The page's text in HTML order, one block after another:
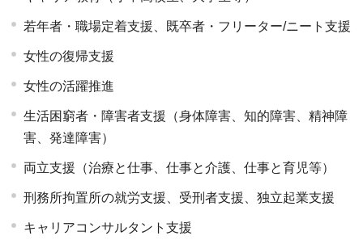
若年者・職場定着支援、既卒者・フリーター/ニート支援
女性の復帰支援
女性の活躍推進
生活困窮者・障害者支援（身体障害、知的障害、精神障
害、発達障害）
両立支援（治療と仕事、仕事と介護、仕事と育児等）
刑務所拘置所の就労支援、受刑者支援、独立起業支援
キャリアコンサルタント支援